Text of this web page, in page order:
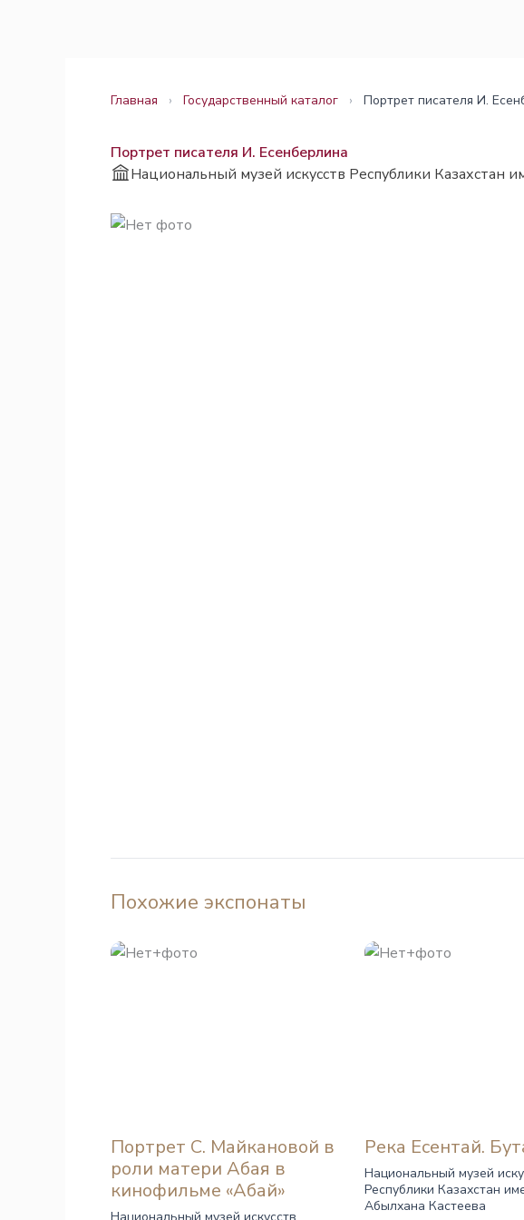
Главная › Государственный каталог › Портрет писателя И.
Портрет писателя И. Есенберлина
Национальный музей искусств Республики Казахстан
Похожие экспонаты
Портрет С. Майкановой в
роли матери Абая в
кинофильме «Абай»
Национальный музей искусств
Река Есентай.
Национальный музей
Республики Казахстан
Абылхана Кастеева